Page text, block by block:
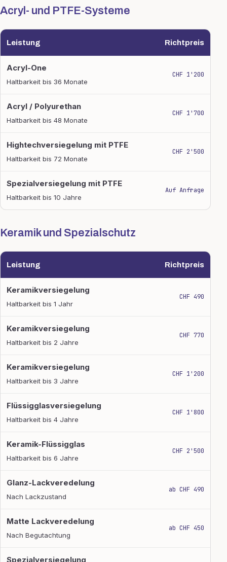
Acryl- und PTFE-Systeme
Leistung Richtpreis
Acryl-One
Haltbarkeit bis 36 Monate
CHF 1'200
Acryl / Polyurethan
Haltbarkeit bis 48 Monate
CHF 1'700
Hightechversiegelung mit PTFE
Haltbarkeit bis 72 Monate
CHF 2'500
Spezialversiegelung mit PTFE
Haltbarkeit bis 10 Jahre
Auf Anfrage
Keramik und Spezialschutz
Leistung Richtpreis
Keramikversiegelung
Haltbarkeit bis 1 Jahr
CHF 490
Keramikversiegelung
Haltbarkeit bis 2 Jahre
CHF 770
Keramikversiegelung
Haltbarkeit bis 3 Jahre
CHF 1'200
Flüssigglasversiegelung
Haltbarkeit bis 4 Jahre
CHF 1'800
Keramik-Flüssigglas
Haltbarkeit bis 6 Jahre
CHF 2'500
Glanz-Lackveredelung
Nach Lackzustand
ab CHF 490
Matte Lackveredelung
Nach Begutachtung
ab CHF 450
Spezialversiegelung